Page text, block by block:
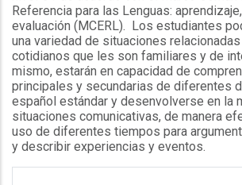
Referencia para las Lenguas:
evaluación (MCERL). Los estudiantes
una variedad de situaciones
cotidianos que les son familiares y de
mismo, estarán en capacidad de
principales y secundarias de diferentes
español estándar y desenvolverse en la
situaciones comunicativas, de manera
uso de diferentes tiempos para
y describir experiencias y eventos.